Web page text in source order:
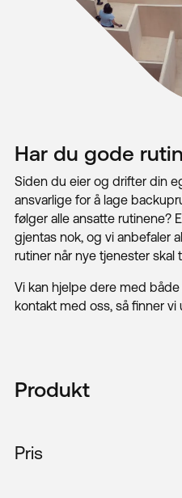
Bærekraftig IT
Har du gode
Siden du eier og drifter din
ansvarlige for å lage
følger alle ansatte rutinene?
gjentas nok, og vi anbefaler
rutiner når nye tjenester skal
Vi kan hjelpe dere med
kontakt med oss, så finner
Produkt
Pris